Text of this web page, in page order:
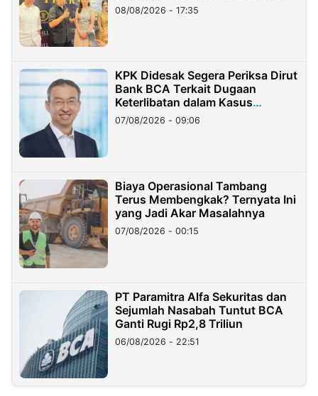
08/08/2026 - 17:35
KPK Didesak Segera Periksa Dirut
Bank BCA Terkait Dugaan
Keterlibatan dalam Kasus
Hilangnya Dana Nasabah Rp2,58
Miliar
07/08/2026 - 09:06
Biaya Operasional Tambang
Terus Membengkak? Ternyata Ini
yang Jadi Akar Masalahnya
07/08/2026 - 00:15
PT Paramitra Alfa Sekuritas dan
Sejumlah Nasabah Tuntut BCA
Ganti Rugi Rp2,8 Triliun
06/08/2026 - 22:51